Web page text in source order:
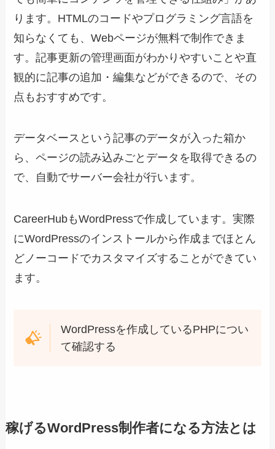
ります。HTMLのコードやプログラミング言語を
知らなくても、Webページが無料で制作できま
す。記事更新の管理画面がわかりやすいことや直
観的に記事の追加・編集などができるので、その
点もおすすめです。
データベースという記事のデータが入った箱か
ら、ページの読み込みごとデータを取得できるの
で、自動でサーバー会社が行います。
CareerHubもWordPressで作成しています。実際
にWordPressのインストールから作成までほとん
どノーコードでカスタマイズすることができてい
ます。
WordPressを作成しているPHPについ
て確認する
稼げるWordPress制作者になる方法とは